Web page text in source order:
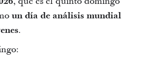
un día de análisis mundial
.